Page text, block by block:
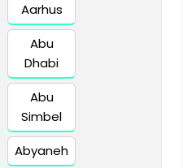
Aarhus
Abu
Dhabi
Abu
Simbel
Abyaneh